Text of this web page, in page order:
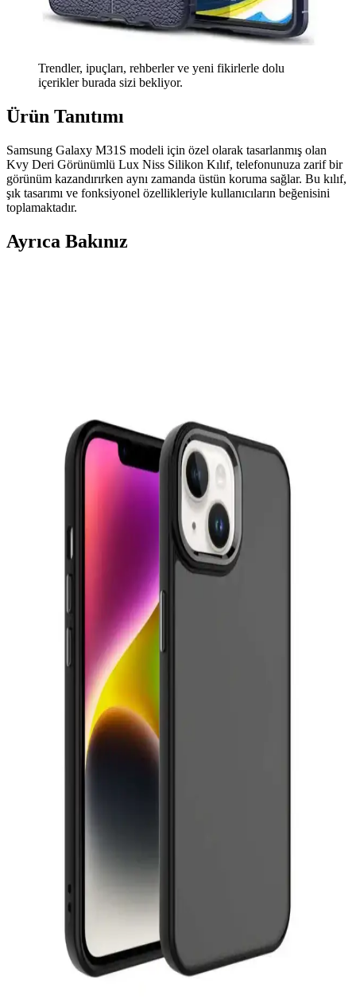
Trendler, ipuçları, rehberler ve yeni fikirlerle dolu
içerikler burada sizi bekliyor.
Ürün Tanıtımı
Samsung Galaxy M31S modeli için özel olarak tasarlanmış olan
Kvy Deri Görünümlü Lux Niss Silikon Kılıf, telefonunuza zarif bir
görünüm kazandırırken aynı zamanda üstün koruma sağlar. Bu kılıf,
şık tasarımı ve fonksiyonel özellikleriyle kullanıcıların beğenisini
toplamaktadır.
Ayrıca Bakınız
Koruma ve Estetiğin Birleşimi
Kadife astarlı dayanıklı iPhone 13 kılıfı, şıklık ve koruma sağlar,
cihazınızı çizilmelere karşı korurken estetik ve konfor sunar.
Silikon Kadife Dokulu Telefon Kılıfı: Estetik ve
Koruma Bir Arada
Kadife dokulu silikon telefon kılıfı, şık görünüm, kaymaz yüzey ve
yüksek koruma özellikleriyle günlük kullanımda ideal bir seçenektir.
Modern Tasarımlı iPhone 14 Plus Kılıfları: Estetik
ve Koruma Çözümleri
Modern tasarımlı iPhone 14 Plus kılıfları, estetik ve dayanıklılığı bir
arada sunarak telefonunuzu korur ve tarzınızı yansıtır. Hafif ve
çeşitli renk seçenekleriyle kullanım kolaylığı sağlar.
Şık ve Koruyucu Telefon Kılıf Modelleri: Estetik ve
Dayanıklı Tasarımlar
Estetik ve dayanıklı malzemelerden üretilen şık telefon kılıfları,
telefonunuzu korurken tarzınızı yansıtır. İnce tasarımlar ve çeşitli
cihazınızı koruyun ve tarzınızı yansıtın.
Vip Case Xiaomi Redmi Note 9s: Estetik ve Koruma
Sunan Hafif Silikon Kılıf Özellikleri
Vip Case Xiaomi Redmi Note 9s, şık renk seçenekleri ve dayanıklı